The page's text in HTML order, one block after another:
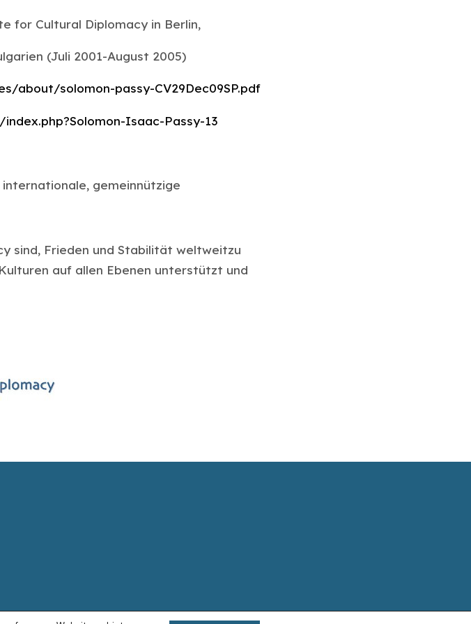
for Cultural Diplomacy in Berlin,
(Juli 2001-August 2005)
solomon-passy-CV29Dec09SP.pdf
Isaac-Passy-13
gemeinnützige
sind, Frieden und Stabilität weltweitzu
auf allen Ebenen unterstützt und